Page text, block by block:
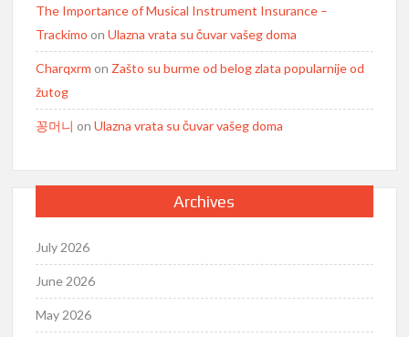
The Importance of Musical Instrument Insurance –
Trackimo onUlazna vrata su čuvar vašeg doma
Charqxrm on Zašto su burme od belog zlata popularnije od
žutog
꽁머니 onUlazna vrata su čuvar vašeg doma
Archives
July 2026
June 2026
May 2026